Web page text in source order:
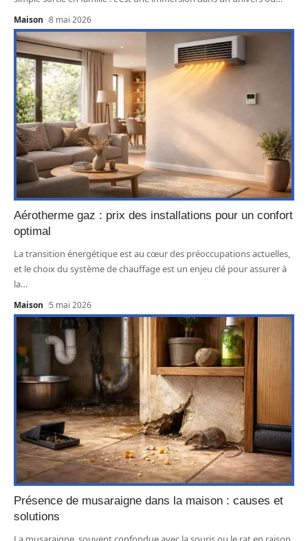
Maison 8 mai 2026
Aérotherme gaz : prix des installations pour un confort
optimal
La transition énergétique est au cœur des préoccupations actuelles,
et le choix du système de chauffage est un enjeu clé pour assurer à
la…
Maison 5 mai 2026
Présence de musaraigne dans la maison : causes et
solutions